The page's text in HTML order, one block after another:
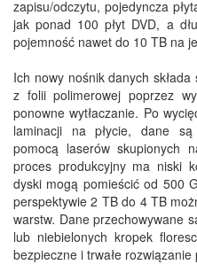
zapisu/odczytu, pojedyncza
jak ponad 100 płyt DVD, a
pojemność nawet do 10 TB na
Ich nowy nośnik danych
z folii polimerowej poprzez
ponowne wytłaczanie. Po
laminacji na płycie, dane
pomocą laserów skupionych
proces produkcyjny ma niski
dyski mogą pomieścić od 500
perspektywie 2 TB do 4 TB
warstw. Dane przechowywane
lub niebielonych kropek
bezpieczne i trwałe